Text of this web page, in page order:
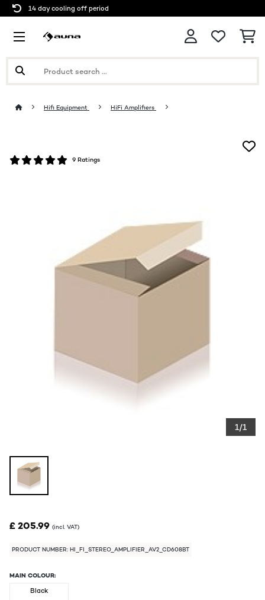
14 day cooling off period
Hifi Equipment HiFi Amplifiers
9 Ratings
1/1
£ 205.99 (incl. VAT)
PRODUCT NUMBER: HI_FI_STEREO_AMPLIFIER_AV2_CD608BT
MAIN COLOUR:
Black